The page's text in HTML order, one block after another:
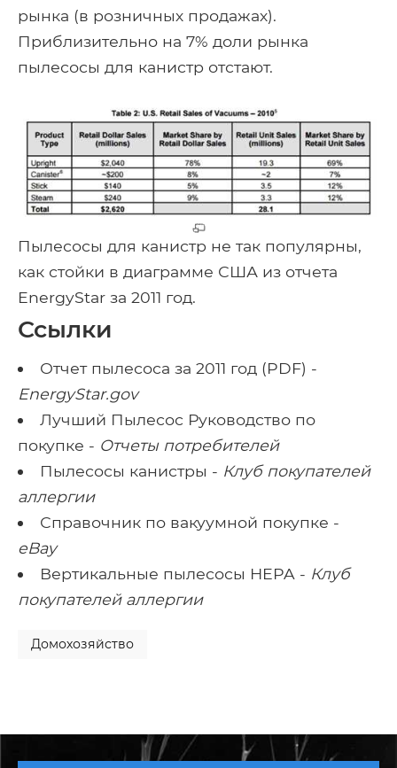
рынка (в розничных продажах).
Приблизительно на 7% доли рынка
пылесосы для канистр отстают.
Пылесосы для канистр не так популярны,
как стойки в диаграмме США из отчета
EnergyStar за 2011 год.
Ссылки
Отчет пылесоса за 2011 год (PDF) -
EnergyStar.gov
Лучший Пылесос Руководство по
покупке - Отчеты потребителей
Пылесосы канистры - Клуб покупателей
аллергии
Справочник по вакуумной покупке -
eBay
Вертикальные пылесосы HEPA - Клуб
покупателей аллергии
Домохозяйство